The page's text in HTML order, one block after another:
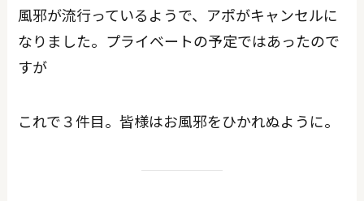
風邪が流行っているようで、アポがキャンセルに
なりました。プライベートの予定ではあったので
すが
これで３件目。皆様はお風邪をひかれぬように。